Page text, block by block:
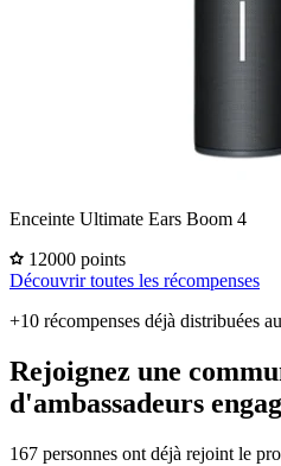
Enceinte Ultimate Ears Boom 4
12000 points
Découvrir toutes les récompenses
+10 récompenses déjà distribuées
Rejoignez une
d'ambassadeurs
167 personnes ont déjà rejoint le